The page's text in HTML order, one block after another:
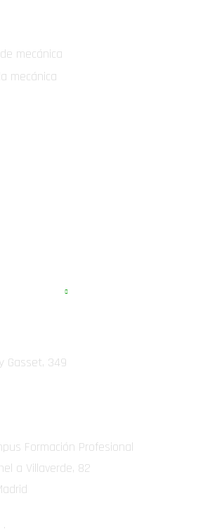
mecánica
mecánica
Gasset, 349
Formación Profesional
a Villaverde, 82